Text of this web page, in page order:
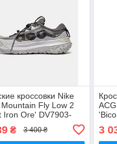
кроссовки Nike
Fly Low 2
Iron Ore' DV7903-
кросівки Nike
₴ 3 400 ₴ 3